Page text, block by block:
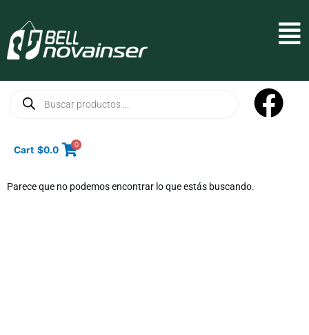
contenido
productos
Cart $0.0 0
Parece que no podemos encontrar lo que estás buscando.